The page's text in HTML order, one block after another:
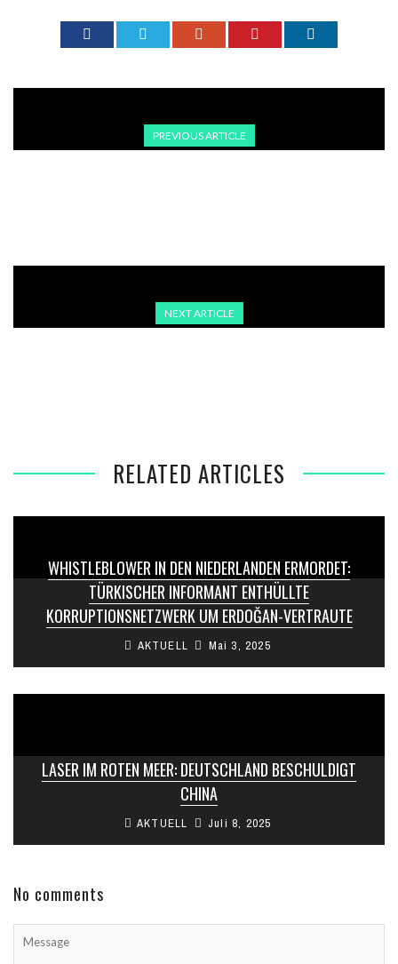
PREVIOUS ARTICLE
NEXT ARTICLE
RELATED ARTICLES
WHISTLEBLOWER IN DEN NIEDERLANDEN ERMORDET:
TÜRKISCHER INFORMANT ENTHÜLLTE
KORRUPTIONSNETZWERK UM ERDOĞAN-VERTRAUTE
AKTUELL Mai 3, 2025
LASER IM ROTEN MEER: DEUTSCHLAND BESCHULDIGT
CHINA
AKTUELL Juli 8, 2025
No comments